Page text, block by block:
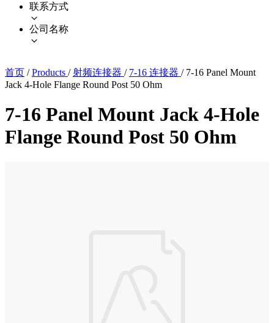
联系方式
公司名称
首页 / Products / 射频连接器 / 7-16 连接器 / 7-16 Panel Mount
Jack 4-Hole Flange Round Post 50 Ohm
7-16 Panel Mount Jack 4-Hole
Flange Round Post 50 Ohm